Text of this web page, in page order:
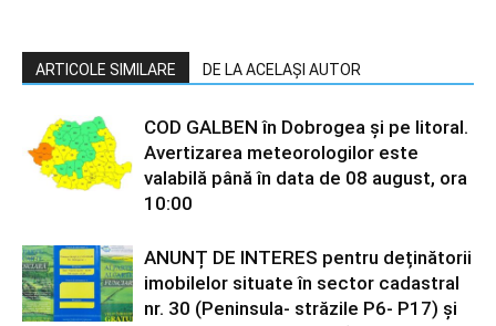
ARTICOLE SIMILARE DE LA ACELAȘI AUTOR
COD GALBEN în Dobrogea și pe litoral.
Avertizarea meteorologilor este
valabilă până în data de 08 august, ora
10:00
ANUNȚ DE INTERES pentru deținătorii
imobilelor situate în sector cadastral
nr. 30 (Peninsula- străzile P6- P17) și